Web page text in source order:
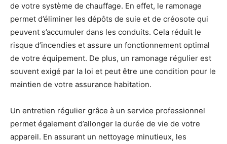
de votre système de chauffage. En effet, le ramonage
permet d’éliminer les dépôts de suie et de créosote qui
peuvent s’accumuler dans les conduits. Cela réduit le
risque d’incendies et assure un fonctionnement optimal
de votre équipement. De plus, un ramonage régulier est
souvent exigé par la loi et peut être une condition pour le
maintien de votre assurance habitation.
Un entretien régulier grâce à un service professionnel
permet également d’allonger la durée de vie de votre
appareil. En assurant un nettoyage minutieux, les